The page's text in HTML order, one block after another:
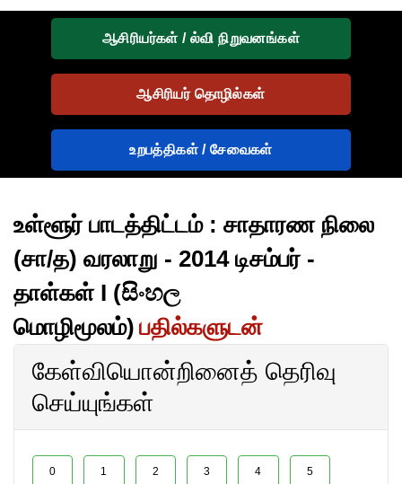
ஆசிரியர்கள் / ல்வி நிறுவனங்கள்
ஆசிரியர் தொழில்கள்
உறபத்திகள் / சேவைகள்
உள்ளூர் பாடத்திட்டம் : சாதாரண நிலை
(சா/த) வரலாறு - 2014 டிசம்பர் -
தாள்கள் I (සිංහල
மொழிமூலம்) பதில்களுடன்
கேள்வியொன்றினைத் தெரிவு
செய்யுங்கள்
0 1 2 3 4 5